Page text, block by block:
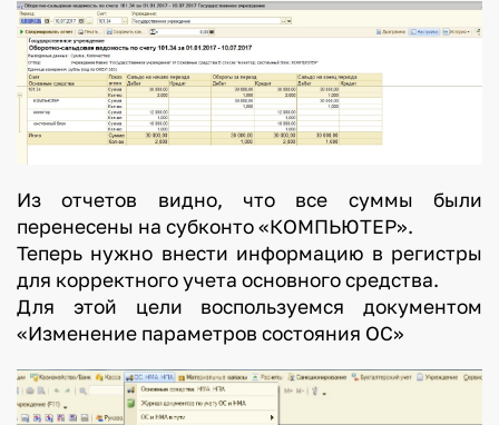
Из отчетов видно, что все суммы были
перенесены на субконто «КОМПЬЮТЕР».
Теперь нужно внести информацию в регистры
для корректного учета основного средства.
Для этой цели воспользуемся документом
«Изменение параметров состояния ОС»